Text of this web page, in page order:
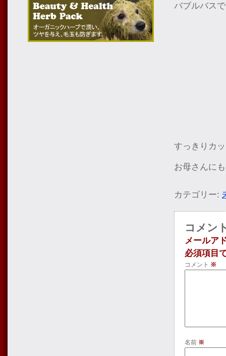
バブルバス
すっきりカ
お母さんに
カテゴリー:
コメン
メールア
必須項目
コメント ※
名前 ※